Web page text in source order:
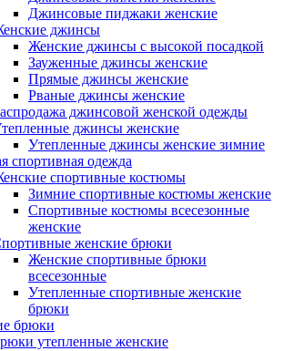
Джинсовые пиджаки женские
джинсы
Женские джинсы с высокой посадкой
Зауженные джинсы женские
Прямые джинсы женские
Рваные джинсы женские
джинсовой женской одежды
джинсы женские
Утепленные джинсы женские зимние
спортивная одежда
спортивные костюмы
Зимние спортивные костюмы женские
Спортивные костюмы всесезонные
женские
женские брюки
Женские спортивные брюки
всесезонные
Утепленные спортивные женские
брюки
брюки
утепленные женские